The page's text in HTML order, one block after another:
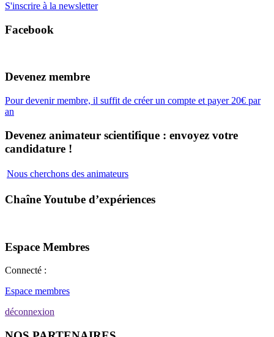
S'inscrire à la newsletter
Facebook
Devenez membre
Pour devenir membre, il suffit de créer un compte et payer 20€ par
an
Devenez animateur scientifique : envoyez votre
candidature !
Nous cherchons des animateurs
Chaîne Youtube d’expériences
Espace Membres
Connecté :
Espace membres
déconnexion